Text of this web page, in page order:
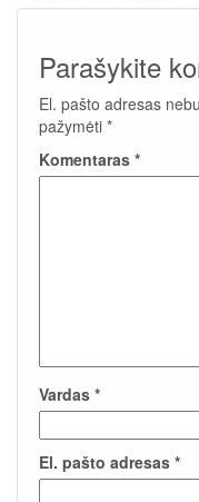
Parašykite
El. pašto adresas
pažymėti *
Komentaras *
Vardas *
El. pašto adresas *